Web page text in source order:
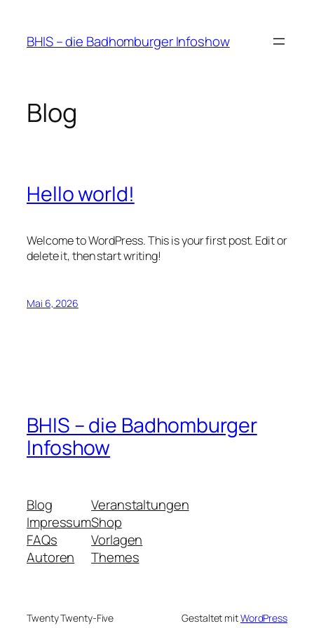
springen
BHIS – die Badhomburger Infoshow
Blog
Hello world!
Welcome to WordPress. This is your first post. Edit or
delete it, then start writing!
Mai 6, 2026
BHIS – die Badhomburger
Infoshow
Blog
Impressum
FAQs
Autoren
Veranstaltungen
Shop
Vorlagen
Themes
Twenty Twenty-Five Gestaltet mitWordPress